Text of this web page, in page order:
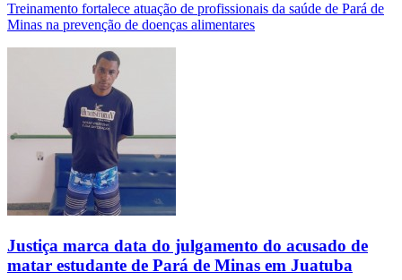
Treinamento fortalece atuação de profissionais da saúde de Pará de
Minas na prevenção de doenças alimentares
Justiça marca data do julgamento do acusado de
matar estudante de Pará de Minas em Juatuba